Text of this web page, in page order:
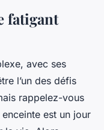
fatigant
avec ses
l’un des défis
rappelez-vous
est un jour